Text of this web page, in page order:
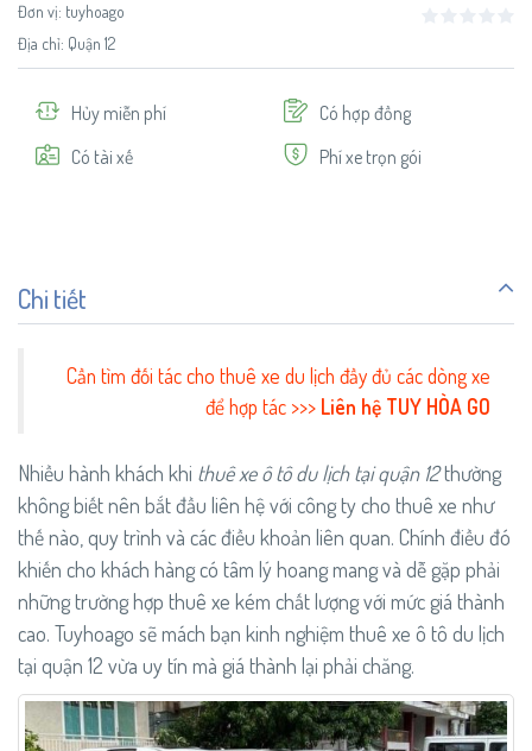
Đơn vị: tuyhoago
Địa chỉ: Quận 12
Hủy miễn phí
Có hợp đồng
Có tài xế
Phí xe trọn gói
Chi tiết
Cần tìm đối tác cho thuê xe du lịch đầy đủ các dòng xe
để hợp tác >>> Liên hệ TUY HÒA GO
Nhiều hành khách khi thuê xe ô tô du lịch tại quận 12thường
không biết nên bắt đầu liên hệ với công ty cho thuê xe như
thế nào, quy trình và các điều khoản liên quan. Chính điều đó
khiến cho khách hàng có tâm lý hoang mang và dễ gặp phải
những trường hợp thuê xe kém chất lượng với mức giá thành
cao. Tuyhoago sẽ mách bạn kinh nghiệm thuê xe ô tô du lịch
tại quận 12 vừa uy tín mà giá thành lại phải chăng.